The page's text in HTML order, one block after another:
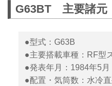
G63BT 主要諸元
●型式：G63B
●主要搭載車種：RF型
●発表年月：1984年5月
●配置・気筒数：水冷